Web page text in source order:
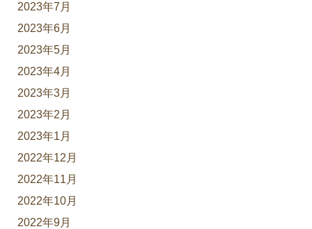
2023年7月
2023年6月
2023年5月
2023年4月
2023年3月
2023年2月
2023年1月
2022年12月
2022年11月
2022年10月
2022年9月